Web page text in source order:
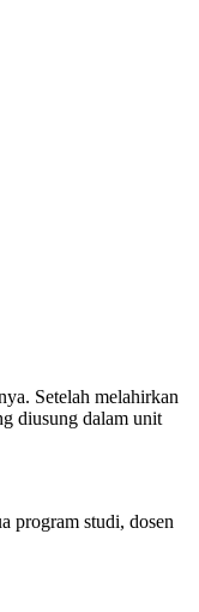
Setelah melahirkan
diusung dalam unit
program studi, dosen